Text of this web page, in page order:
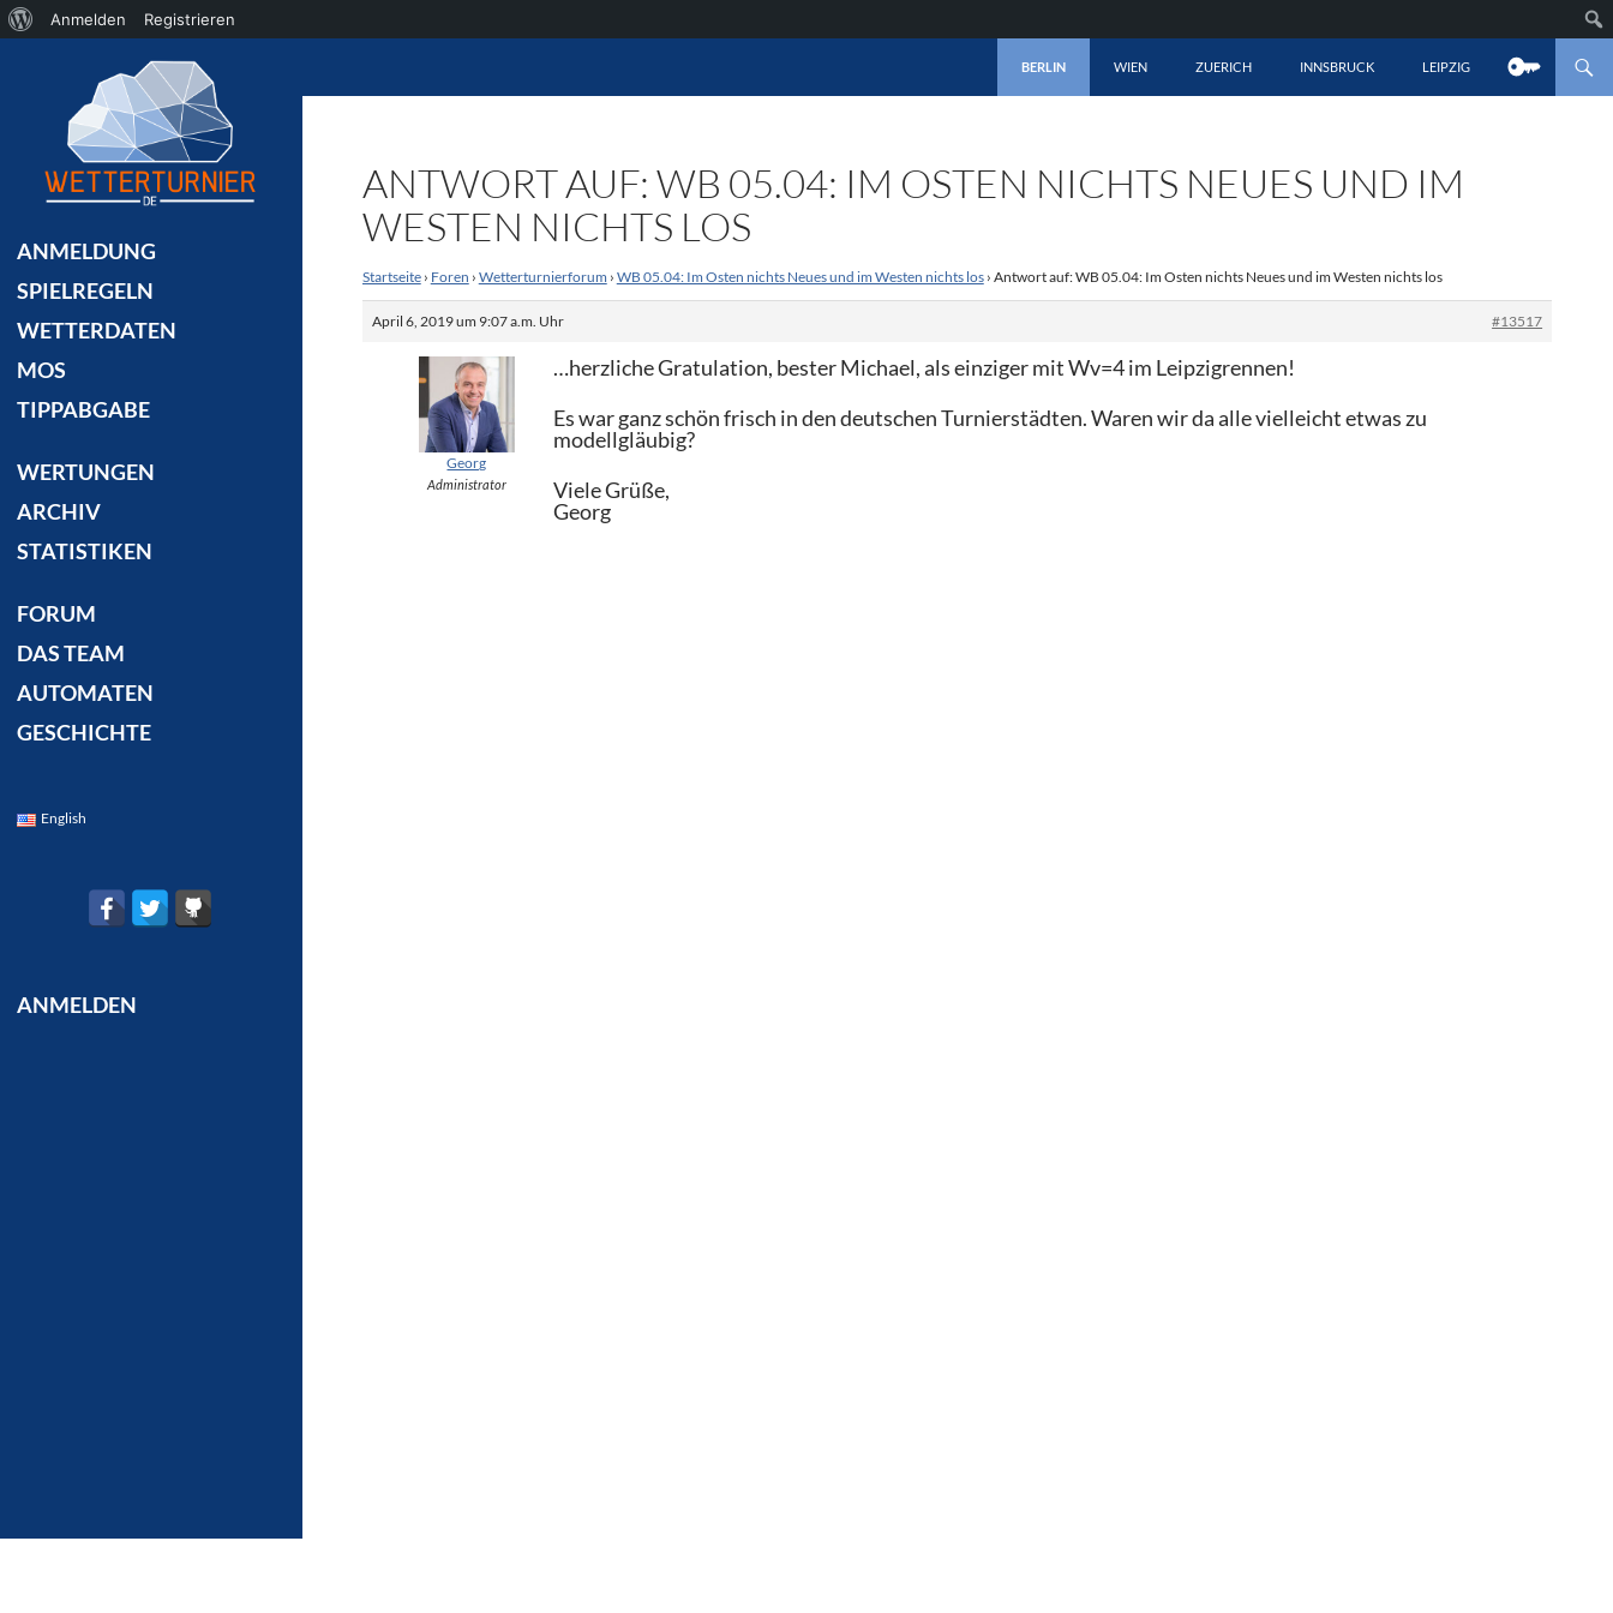
BERLIN
WIEN ZUERICH INNSBRUCK LEIPZIG
ANTWORT AUF: WB 05.04: IM OSTEN NICHTS NEUES UND IM
WESTEN NICHTS LOS
Startseite › Foren › Wetterturnierforum › WB 05.04: Im Osten nichts Neues und im Westen nichts los › Antwort auf: WB 05.04: Im Osten nichts Neues und im Westen nichts los
April 6, 2019 um 9:07 a.m. Uhr #13517
Georg
Administrator
…herzliche Gratulation, bester Michael, als einziger mit Wv=4 im Leipzigrennen!
Es war ganz schön frisch in den deutschen Turnierstädten. Waren wir da alle vielleicht etwas zu
modellgläubig?
Viele Grüße,
Georg
ANMELDUNG
SPIELREGELN
WETTERDATEN
MOS
TIPPABGABE
WERTUNGEN
ARCHIV
STATISTIKEN
FORUM
DAS TEAM
AUTOMATEN
GESCHICHTE
English
ANMELDEN
Über
Anmelden Registrieren